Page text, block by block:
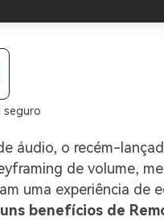
seguro
áudio, o recém-
de volume,
uma experiência de
benefícios de